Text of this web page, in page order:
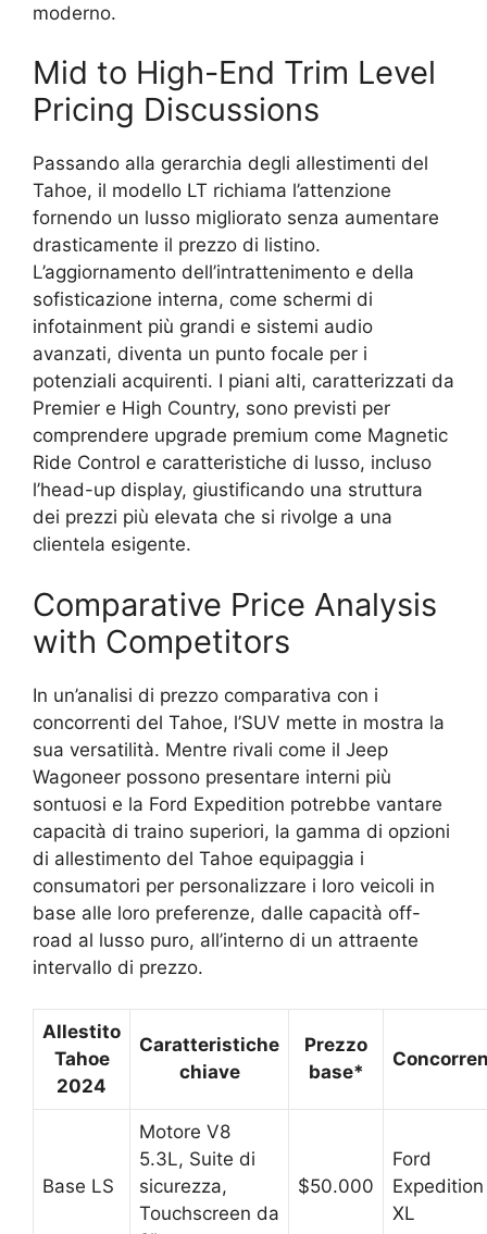
moderno.
Mid to High-End Trim Level
Pricing Discussions
Passando alla gerarchia degli allestimenti del
Tahoe, il modello LT richiama l’attenzione
fornendo un lusso migliorato senza aumentare
drasticamente il prezzo di listino.
L’aggiornamento dell’intrattenimento e della
sofisticazione interna, come schermi di
infotainment più grandi e sistemi audio
avanzati, diventa un punto focale per i
potenziali acquirenti. I piani alti, caratterizzati da
Premier e High Country, sono previsti per
comprendere upgrade premium come Magnetic
Ride Control e caratteristiche di lusso, incluso
l’head-up display, giustificando una struttura
dei prezzi più elevata che si rivolge a una
clientela esigente.
Comparative Price Analysis
with Competitors
In un’analisi di prezzo comparativa con i
concorrenti del Tahoe, l’SUV mette in mostra la
sua versatilità. Mentre rivali come il Jeep
Wagoneer possono presentare interni più
sontuosi e la Ford Expedition potrebbe vantare
capacità di traino superiori, la gamma di opzioni
di allestimento del Tahoe equipaggia i
consumatori per personalizzare i loro veicoli in
base alle loro preferenze, dalle capacità off-
road al lusso puro, all’interno di un attraente
intervallo di prezzo.
Allestito
Tahoe
2024
Caratteristiche
chiave
Prezzo
base*
Base LS
Motore V8
5.3L, Suite di
sicurezza,
Touchscreen da
$50.000
Ford
Expedition
XL